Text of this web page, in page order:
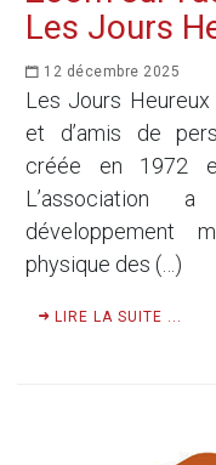
Les Jours
12 décembre 2025
Les Jours
et d’amis de
créée en 1972
développement
physique des (…)
LIRE LA SUITE ...